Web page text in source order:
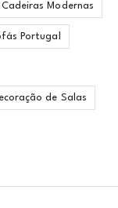
Cadeiras Modernas
Portugal
de Salas